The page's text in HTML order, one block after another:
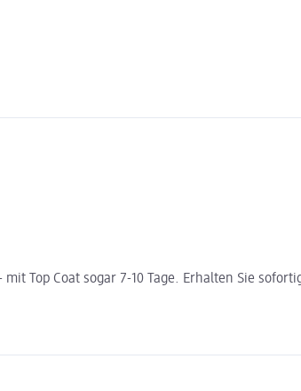
Top Coat sogar 7-10 Tage. Erhalten Sie